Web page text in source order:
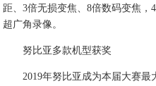
距、3倍无损变焦、8倍数码变焦，
超广角录像。
努比亚多款机型获奖
2019年努比亚成为本届大赛最